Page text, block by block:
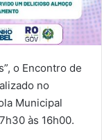
o Encontro de
no
Municipal
às 16h00.